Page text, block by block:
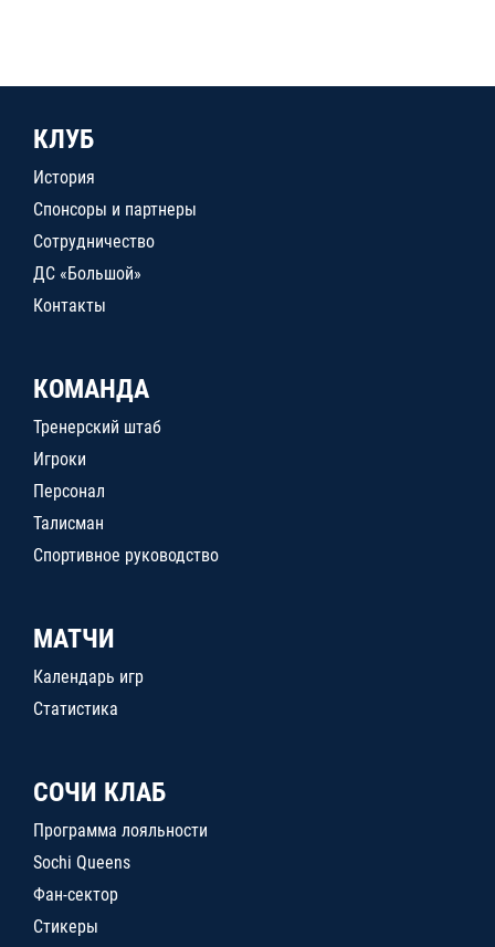
КЛУБ
История
Спонсоры и партнеры
Сотрудничество
ДС «Большой»
Контакты
КОМАНДА
Тренерский штаб
Игроки
Персонал
Талисман
Спортивное руководство
МАТЧИ
Календарь игр
Статистика
СОЧИ КЛАБ
Программа лояльности
Sochi Queens
Фан-сектор
Стикеры